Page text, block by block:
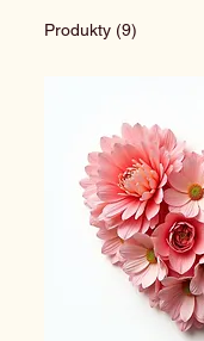
Produkty (9)